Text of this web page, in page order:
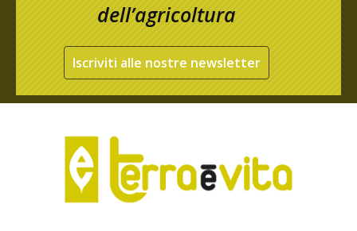
dell’agricoltura
Iscriviti alle nostre newsletter